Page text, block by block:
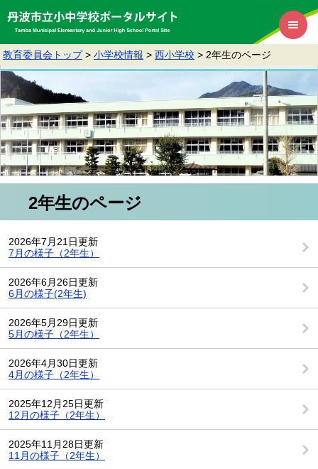
教育委員会トップ > 小学校情報 > 西小学校 > 2年生のページ
2年生のページ
2026年7月21日更新
7月の様子（2年生）
2026年6月26日更新
6月の様子(2年生)
2026年5月29日更新
5月の様子（2年生）
2026年4月30日更新
4月の様子（2年生）
2025年12月25日更新
12月の様子（2年生）
2025年11月28日更新
11月の様子（2年生）